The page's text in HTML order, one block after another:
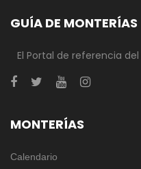
GUÍA DE MONTERÍAS
El Portal de referencia
MONTERÍAS
Calendario